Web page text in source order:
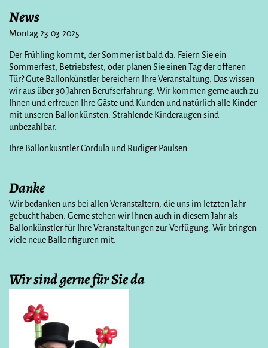
News
Montag 23.03.2025
Der Frühling kommt, der Sommer ist bald da. Feiern Sie ein
Sommerfest, Betriebsfest, oder planen Sie einen Tag der offenen
Tür? Gute Ballonkünstler bereichern Ihre Veranstaltung. Das wissen
wir aus über 30 Jahren Berufserfahrung. Wir kommen gerne auch zu
Ihnen und erfreuen Ihre Gäste und Kunden und natürlich alle Kinder
mit unseren Ballonkünsten. Strahlende Kinderaugen sind
unbezahlbar.
Ihre Ballonküsntler Cordula und Rüdiger Paulsen
Danke
Wir bedanken uns bei allen Veranstaltern, die uns im letzten Jahr
gebucht haben. Gerne stehen wir Ihnen auch in diesem Jahr als
Ballonkünstler für Ihre Veranstaltungen zur Verfügung. Wir bringen
viele neue Ballonfiguren mit.
Wir sind gerne für Sie da